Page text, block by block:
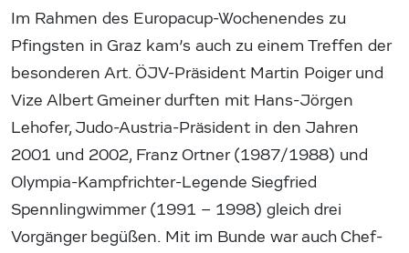
Im Rahmen des Europacup-Wochenendes zu
Pfingsten in Graz kam’s auch zu einem Treffen der
besonderen Art. ÖJV-Präsident Martin Poiger und
Vize Albert Gmeiner durften mit Hans-Jörgen
Lehofer, Judo-Austria-Präsident in den Jahren
2001 und 2002, Franz Ortner (1987/1988) und
Olympia-Kampfrichter-Legende Siegfried
Spennlingwimmer (1991 – 1998) gleich drei
Vorgänger begüßen. Mit im Bunde war auch Chef-